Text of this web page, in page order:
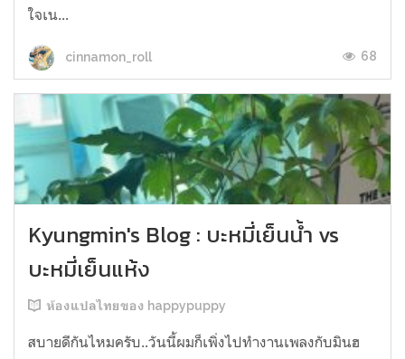
ใจเน...
cinnamon_roll 68
Kyungmin's Blog : บะหมี่เย็นน้ำ vs
บะหมี่เย็นแห้ง
ห้องแปลไทยของ happypuppy
สบายดีกันไหมครับ..วันนี้ผมก็เพิ่งไปทำงานเพลงกับมินฮ